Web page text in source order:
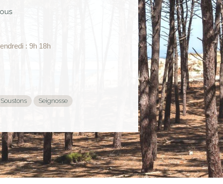
: 9h 18h
Soustons
Seignosse